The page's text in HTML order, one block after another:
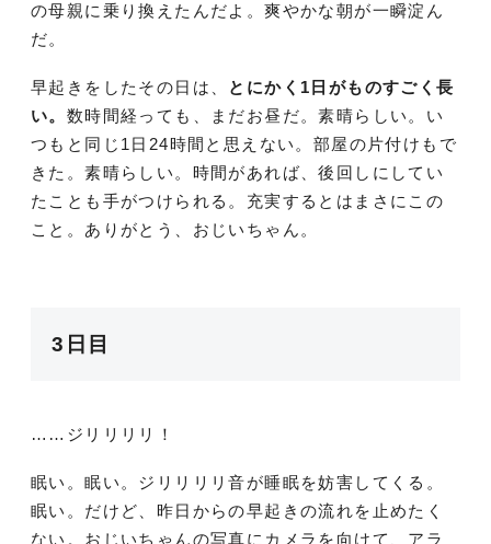
の母親に乗り換えたんだよ。爽やかな朝が一瞬淀ん
だ。
早起きをしたその日は、 とにかく1日がものすごく長
い。 数時間経っても、まだお昼だ。素晴らしい。い
つもと同じ1日24時間と思えない。部屋の片付けもで
きた。素晴らしい。時間があれば、後回しにしてい
たことも手がつけられる。充実するとはまさにこの
こと。ありがとう、おじいちゃん。
3日目
……ジリリリリ！
眠い。眠い。ジリリリリ音が睡眠を妨害してくる。
眠い。だけど、昨日からの早起きの流れを止めたく
ない。おじいちゃんの写真にカメラを向けて、アラ